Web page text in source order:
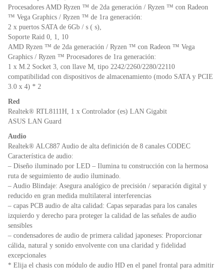
Procesadores AMD Ryzen ™ de 2da generación / Ryzen ™ con Radeon
™ Vega Graphics / Ryzen ™ de 1ra generación:
2 x puertos SATA de 6Gb / s ( s),
Soporte Raid 0, 1, 10
AMD Ryzen ™ de 2da generación / Ryzen ™ con Radeon ™ Vega
Graphics / Ryzen ™ Procesadores de 1ra generación:
1 x M.2 Socket 3, con llave M, tipo 2242/2260/2280/22110
compatibilidad con dispositivos de almacenamiento (modo SATA y PCIE
3.0 x 4) * 2
Red
Realtek® RTL8111H, 1 x Controlador (es) LAN Gigabit
ASUS LAN Guard
Audio
Realtek® ALC887 Audio de alta definición de 8 canales CODEC
Característica de audio:
– Diseño iluminado por LED – Ilumina tu construcción con la hermosa
ruta de seguimiento de audio iluminado.
– Audio Blindaje: Asegura analógico de precisión / separación digital y
reducido en gran medida multilateral interferencias
– capas PCB audio de alta calidad: Capas separadas para los canales
izquierdo y derecho para proteger la calidad de las señales de audio
sensibles
– condensadores de audio de primera calidad japoneses: Proporcionar
cálida, natural y sonido envolvente con una claridad y fidelidad
excepcionales
* Elija el chasis con módulo de audio HD en el panel frontal para admitir